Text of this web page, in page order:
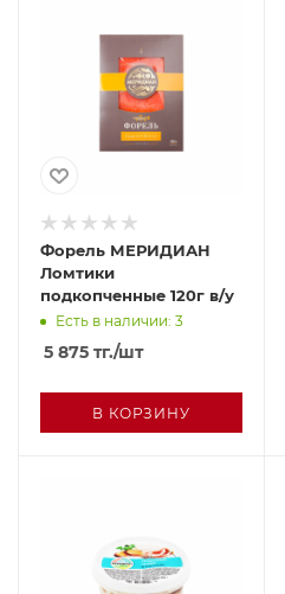
Форель МЕРИДИАН
Ломтики
подкопченные 120г в/у
Есть в наличии: 3
5 875 тг./шт
В КОРЗИНУ